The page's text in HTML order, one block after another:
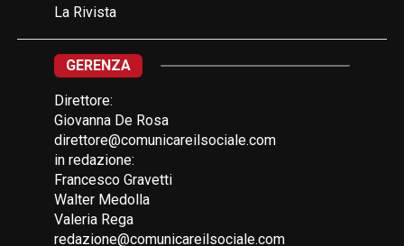
La Rivista
GERENZA
Direttore:
Giovanna De Rosa
direttore@comunicareilsociale.com
in redazione:
Francesco Gravetti
Walter Medolla
Valeria Rega
redazione@comunicareilsociale.com